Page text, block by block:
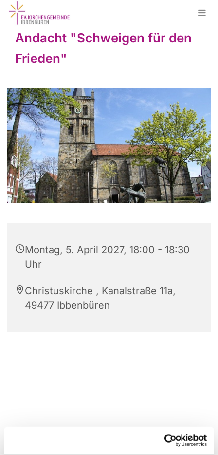
Andacht "Schweigen für den
Frieden"
Montag, 5. April 2027, 18:00 - 18:30
Uhr
Christuskirche , Kanalstraße 11a,
49477 Ibbenbüren